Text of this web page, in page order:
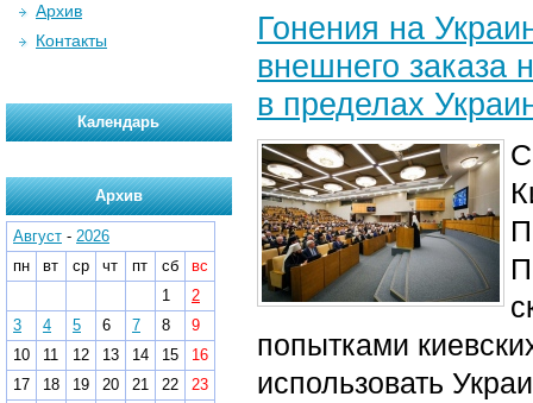
Гонения на
внешнего заказа
в пределах
попытками
использовать
Архив
Контакты
Календарь
Архив
Август - 2026
пн
вт ср чт пт сб
вс
1
2
3
4 5 6 7 8
9
10
11 12 13 14 15
16
17
18 19 20 21 22
23